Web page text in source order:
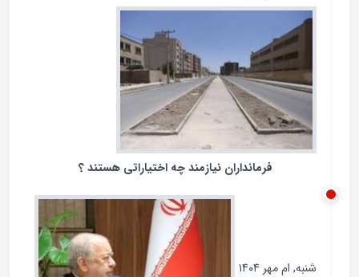
فرمانداران نیازمند چه اختیاراتی هستند ؟
ام مهر ۱۴۰۴